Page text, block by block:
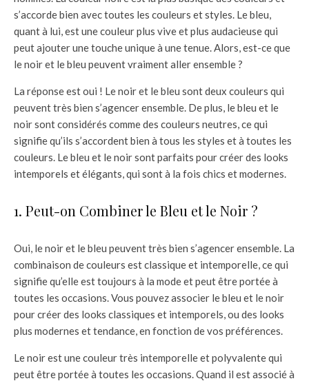
s’accorde bien avec toutes les couleurs et styles. Le bleu,
quant à lui, est une couleur plus vive et plus audacieuse qui
peut ajouter une touche unique à une tenue. Alors, est-ce que
le noir et le bleu peuvent vraiment aller ensemble ?
La réponse est oui ! Le noir et le bleu sont deux couleurs qui
peuvent très bien s’agencer ensemble. De plus, le bleu et le
noir sont considérés comme des couleurs neutres, ce qui
signifie qu’ils s’accordent bien à tous les styles et à toutes les
couleurs. Le bleu et le noir sont parfaits pour créer des looks
intemporels et élégants, qui sont à la fois chics et modernes.
1. Peut-on Combiner le Bleu et le Noir ?
Oui, le noir et le bleu peuvent très bien s’agencer ensemble. La
combinaison de couleurs est classique et intemporelle, ce qui
signifie qu’elle est toujours à la mode et peut être portée à
toutes les occasions. Vous pouvez associer le bleu et le noir
pour créer des looks classiques et intemporels, ou des looks
plus modernes et tendance, en fonction de vos préférences.
Le noir est une couleur très intemporelle et polyvalente qui
peut être portée à toutes les occasions. Quand il est associé à